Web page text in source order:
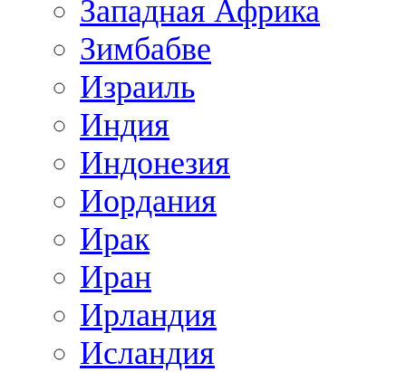
Западная Африка
Зимбабве
Израиль
Индия
Индонезия
Иордания
Ирак
Иран
Ирландия
Исландия